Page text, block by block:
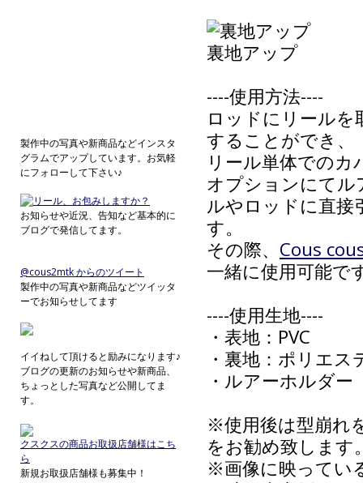
裏地アップ
----使用方法----
ロッドにリール
することができ、
リール単体でのカ
オプションにてル
ルやロッドに直接
す。
その際、 Cous
一緒に使用可能で
----使用生地----
・表地：PVC
・裏地：ポリエ
・ルアーホルダ
※使用後は型崩れ
をお勧め致します
※画像に映ってい
製作中の写真や新商品などインスタ
グラムでアップしています。お気軽
にフォローして下さい♪
お知らせや近況、告知など基本的に
ブログで発信してます。
@cous2mtk からのツイート
製作中の写真や新商品などツイッタ
ーでお知らせしてます
イイねして頂けると励みになります♪
ブログの更新のお知らせや新商品、
ちょっとした写真など公開してま
す。
クスクスの商品お取扱店舗様はこち
ら
新規お取扱店舗様も募集中！